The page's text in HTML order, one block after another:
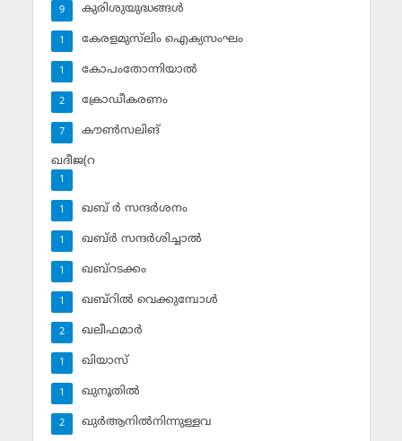
കുരിശുയുദ്ധങ്ങള്‍
9
കേരളമുസ്‌ലിം ഐക്യസംഘം
1
കോപംതോന്നിയാല്‍
1
ക്രോഡീകരണം
2
കൗണ്‍സലിങ്‌
7
ഖദീജ(റ
1
ഖബ് ര്‍ സന്ദര്‍ശനം
1
ഖബ്ര്‍ സന്ദര്‍ശിച്ചാല്‍
1
ഖബ്‌റടക്കം
1
ഖബ്‌റില്‍ വെക്കുമ്പോള്‍
1
ഖലീഫമാര്‍
2
ഖിയാസ്
1
ഖുനൂതില്‍
1
ഖുര്‍ആനില്‍നിന്നുള്ളവ
2